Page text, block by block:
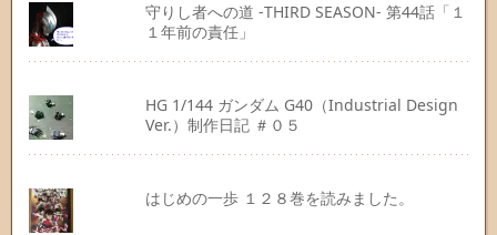
守りし者への道 -THIRD SEASON- 第44話「１
１年前の責任」
HG 1/144 ガンダム G40（Industrial Design
Ver.）制作日記 ＃０５
はじめの一歩 １２８巻を読みました。